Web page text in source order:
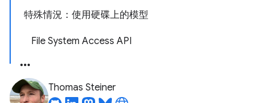
特殊情況：使用硬碟上的模型
File System Access API
Thomas Steiner